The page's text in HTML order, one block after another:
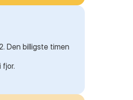
Den billigste timen
fjor.